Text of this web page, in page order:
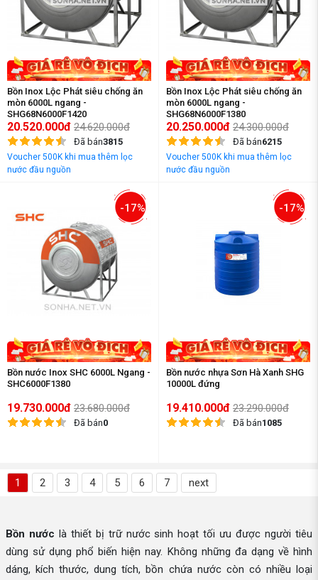
Bồn Inox Lộc Phát siêu chống ăn
mòn 6000L ngang -
SHG68N6000F1420
20.520.000đ 24.620.000đ
Đã bán3815
Voucher 500K khi mua thêm lọc
nước đầu nguồn
Bồn Inox Lộc Phát siêu chống ăn
mòn 6000L ngang -
SHG68N6000F1380
20.250.000đ 24.300.000đ
Đã bán6215
Voucher 500K khi mua thêm lọc
nước đầu nguồn
-17%
Bồn nước Inox SHC 6000L Ngang -
SHC6000F1380
19.730.000đ 23.680.000đ
Đã bán0
-17%
Bồn nước nhựa Sơn Hà Xanh SHG
10000L đứng
19.410.000đ 23.290.000đ
Đã bán1085
1 2 3 4 5 6 7 next
Bồn nước là thiết bị trữ nước sinh hoạt tối ưu được người tiêu
dùng sử dụng phổ biến hiện nay. Không những đa dạng về hình
dáng, kích thước, dung tích, bồn chứa nước còn có nhiều loại